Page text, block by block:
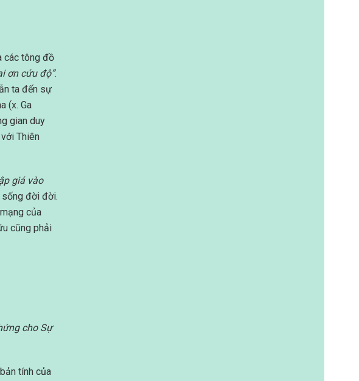
các tông đồ
ơn cứu độ”.
ta đến sự
(x. Ga
gian duy
Thiên
giá vào
sống đời đời.
của
cũng phải
cho Sự
tính của